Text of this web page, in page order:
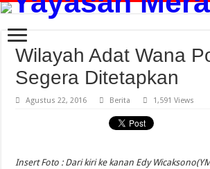
Wilayah Adat Wana
Segera Ditetapkan
Agustus 22, 2016 Berita 1,591 Views
Insert Foto : Dari kiri ke kanan Edy